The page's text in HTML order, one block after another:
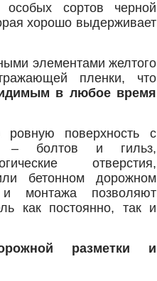
сортов черной
хорошо выдерживает
элементами желтого
пленки, что
в любое время
ровную поверхность с
– болтов и гильз,
отверстия,
бетонном дорожном
и монтажа позволяют
как постоянно, так и
разметки и